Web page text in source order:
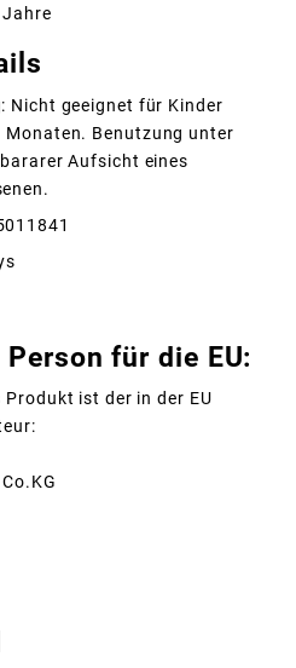
Nicht geeignet für Kinder
Monaten. Benutzung unter
Aufsicht eines
für die EU:
ist der in der EU